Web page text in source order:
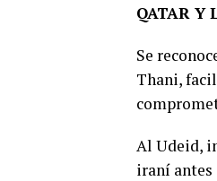
QATAR Y
Se
Thani,
Al Udeid,
iraní antes